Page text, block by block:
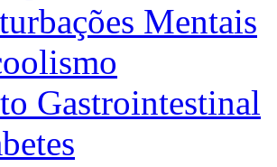
Mentais
Gastrointestinal